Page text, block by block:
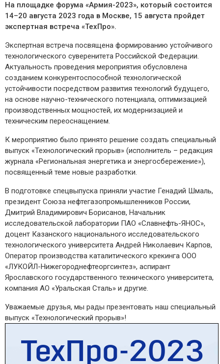
На площадке форума «Армия-2023», который состоится
14–20 августа 2023 года в Москве, 15 августа пройдет
экспертная встреча «ТехПро».
Экспертная встреча посвящена формированию устойчивого
технологического суверенитета Российской Федерации.
Актуальность проведения мероприятия обусловлена
созданием конкурентоспособной технологической
устойчивости посредством развития технологий будущего,
на основе научно-технического потенциала, оптимизацией
производственных мощностей, их модернизацией и
техническим переоснащением.
К мероприятию было принято решение создать специальный
выпуск «Технологический прорыв» (исполнитель – редакция
журнала «Региональная энергетика и энергосбережение»),
посвященный теме новые разработки.
В подготовке спецвыпуска приняли участие Генадий Шмаль,
президент Союза нефтегазопромышленников России,
Дмитрий Владимирович Борисанов, Начальник
исследовательской лаборатории ПАО «Славнефть-ЯНОС»,
доцент Казанского национального исследовательского
технологического университета Андрей Николаевич Карпов,
Оператор производства каталитического крекинга ООО
«ЛУКОЙЛ-Нижегороднефтеоргсинтез», аспирант
Ярославского государственного технического университета,
компания АО «Уральская Сталь» и другие.
Уважаемые друзья, мы рады презентовать наш специальный
выпуск «Технологический прорыв»!